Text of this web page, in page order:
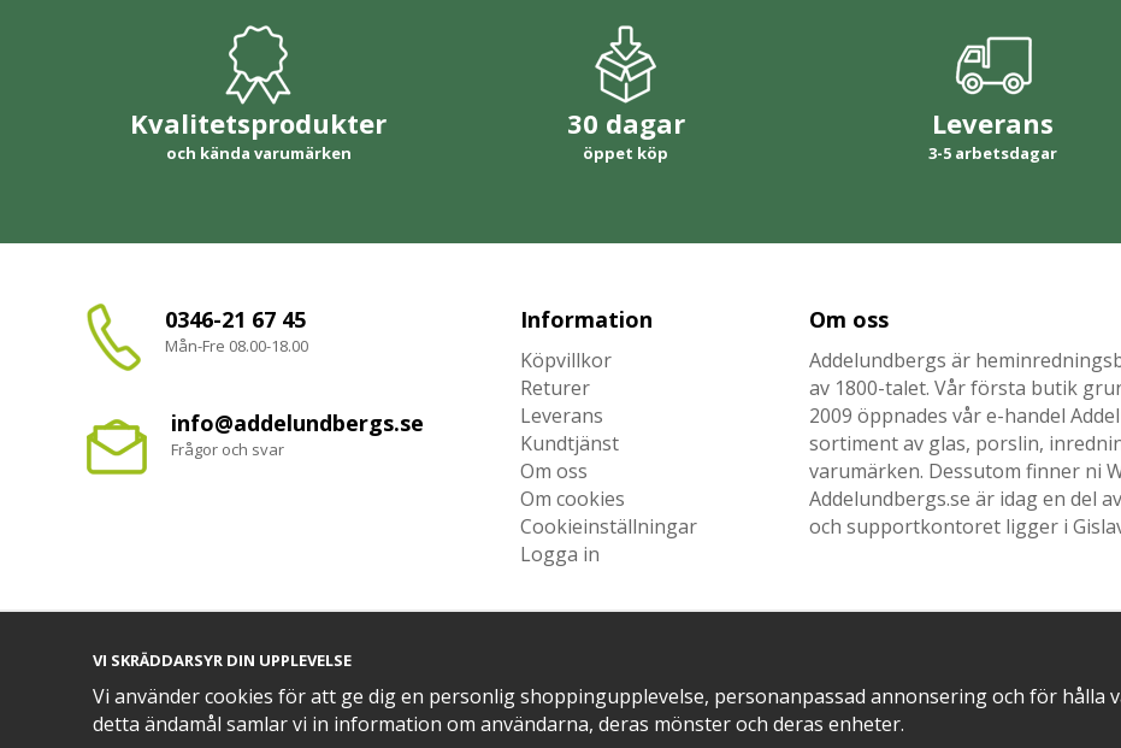
Kvalitetsprodukter
och kända varumärken
30 dagar
öppet köp
Leverans
3-5 arbetsdagar
0346-21 67 45
Mån-Fre 08.00-18.00
info@addelundbergs.se
Frågor och svar
Information
Köpvillkor
Returer
Leverans
Kundtjänst
Om oss
Om cookies
Cookieinställningar
Logga in
Om oss
Addelundbergs är
av 1800-talet. Vår första butik
2009 öppnades vår e-handel
sortiment av glas, porslin,
varumärken. Dessutom finner ni
Addelundbergs.se är idag en del
och supportkontoret ligger i
VI SKRÄDDARSYR DIN UPPLEVELSE
Vi använder cookies för att ge dig en personlig shoppingupplevelse, personanpassad annonsering och för hålla
detta ändamål samlar vi in information om användarna, deras mönster och deras enheter.